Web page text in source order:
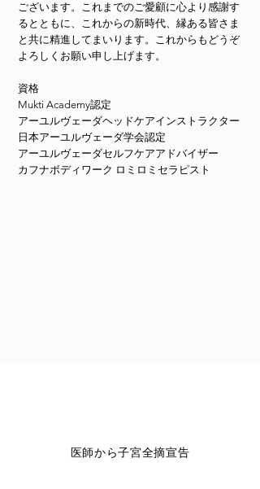
ございます。これまでのご愛顧に心より感謝す
るとともに、これからの新時代、縁ある皆さま
と共に精進してまいります。これからもどうぞ
よろしくお願い申し上げます。
資格
Mukti Academy認定
アーユルヴェーダヘッドケアインストラクター
日本アーユルヴェーダ学会認定
アーユルヴェーダセルフケアアドバイザー
カフナボディワーク ロミロミセラピスト
医師から子宮全摘宣告